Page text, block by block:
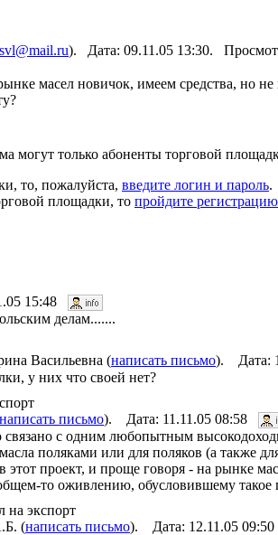
). Дата: 09.11.05 13:30.
масел новичок, имеем средства, но
могут только абоненты торговой
то, пожалуйста, введите логин и пароль.
площадки, то пройдите регистрацию
15:48
делам.......
Васильевна (написать письмо). Дата:
у них что своей нет?
написать письмо). Дата: 11.11.05 08:58
связано с одним любопытным
поляками или для поляков (а также
проект, и проще говоря - на рынке
то оживлению, обусловившему
на экспорт
(написать письмо). Дата: 12.11.05 09:50